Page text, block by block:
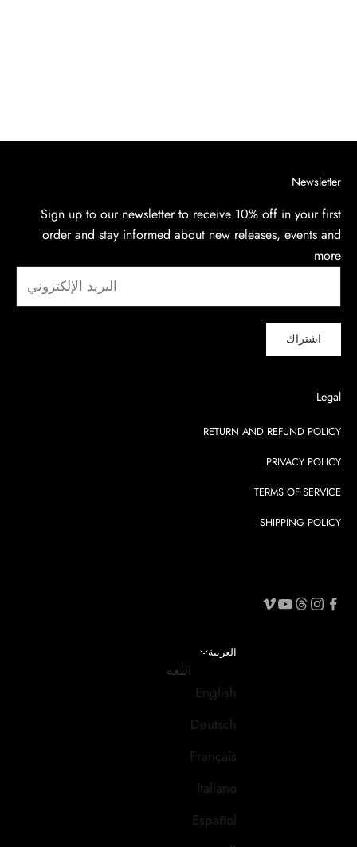
Newsletter
Sign up to our newsletter to receive 10% off in your first
order and stay informed about new releases, events and
more
اشتراك
Legal
RETURN AND REFUND POLICY
PRIVACY POLICY
TERMS OF SERVICE
SHIPPING POLICY
العربية
اللغة
English
Deutsch
Français
Italiano
Español